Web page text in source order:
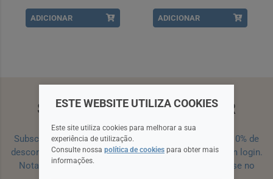
ADICIONAR ADICIONAR
SUBSCREVA A NEWSLETTER
Subscreva a nossa newsletter e receba um cupão de 10% de
desconto para a sua próxima encomenda efetuada com login.
Nota: Para receber o cupão deverá primeiro registar-se no
ESTE WEBSITE UTILIZA COOKIES
Este site utiliza cookies para melhorar a sua
experiência de utilização.
Consulte nossa política de cookies para obter mais
informações.